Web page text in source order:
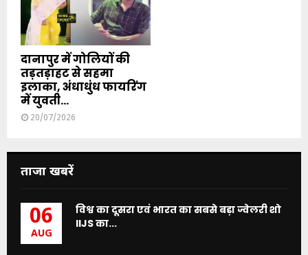
दानापुर में गोलियों की
तड़तड़ाहट से सहमा
इलाका, अंधाधुंध फायरिंग
में युवती...
20/07/2026
ताजा खबरें
06
AUG
विश्व का दूसरा एवं भारत का सबसे बड़ा ज्वेलरी शो
IIJS का...